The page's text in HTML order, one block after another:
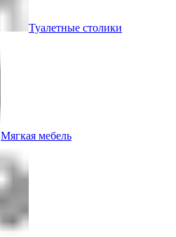
Туалетные столики
Мягкая мебель